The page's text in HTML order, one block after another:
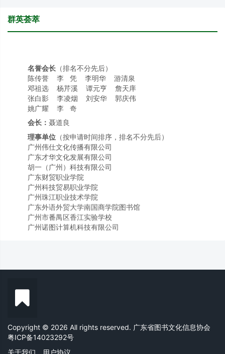
群英荟萃
邓祖选 杨芹溪 谭元亨 詹天庠
张白影 李凌烟 刘安华 郭庆伟
姚广耀 李 奇
会长： 聂道良
理事单位
（按申请时间排序，排名不分先后）
广州伟仕文化传播有限公司
广东才华文化发展有限公司
胡一（广州）科技有限公司
广东财贸职业学院
广州科技贸易职业学院
广州珠江职业技术学院
广东外语外贸大学南国商学院图书馆
广州市番禺区香江实验学校
广州诺图计算机科技有限公司
雷拓（广东）科技有限公司
广州市白云区京师实验学校
汕头职业技术学院
阳春环宇医教贸易有限公司
广州常春藤科技有限公司
Copyright © 2026 All rights reserved. 广东省图书文化信息协会
粤ICP备14023292号
关于我们
用户协议